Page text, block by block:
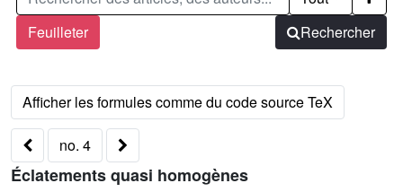
Feuilleter
Rechercher
no. 4
Éclatements quasi homogènes